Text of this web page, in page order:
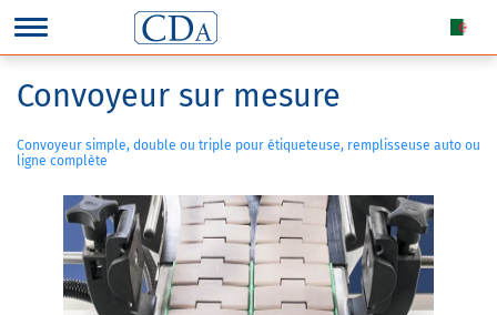
Convoyeur sur mesure
Convoyeur simple, double ou triple pour étiqueteuse, remplisseuse auto ou
ligne complète